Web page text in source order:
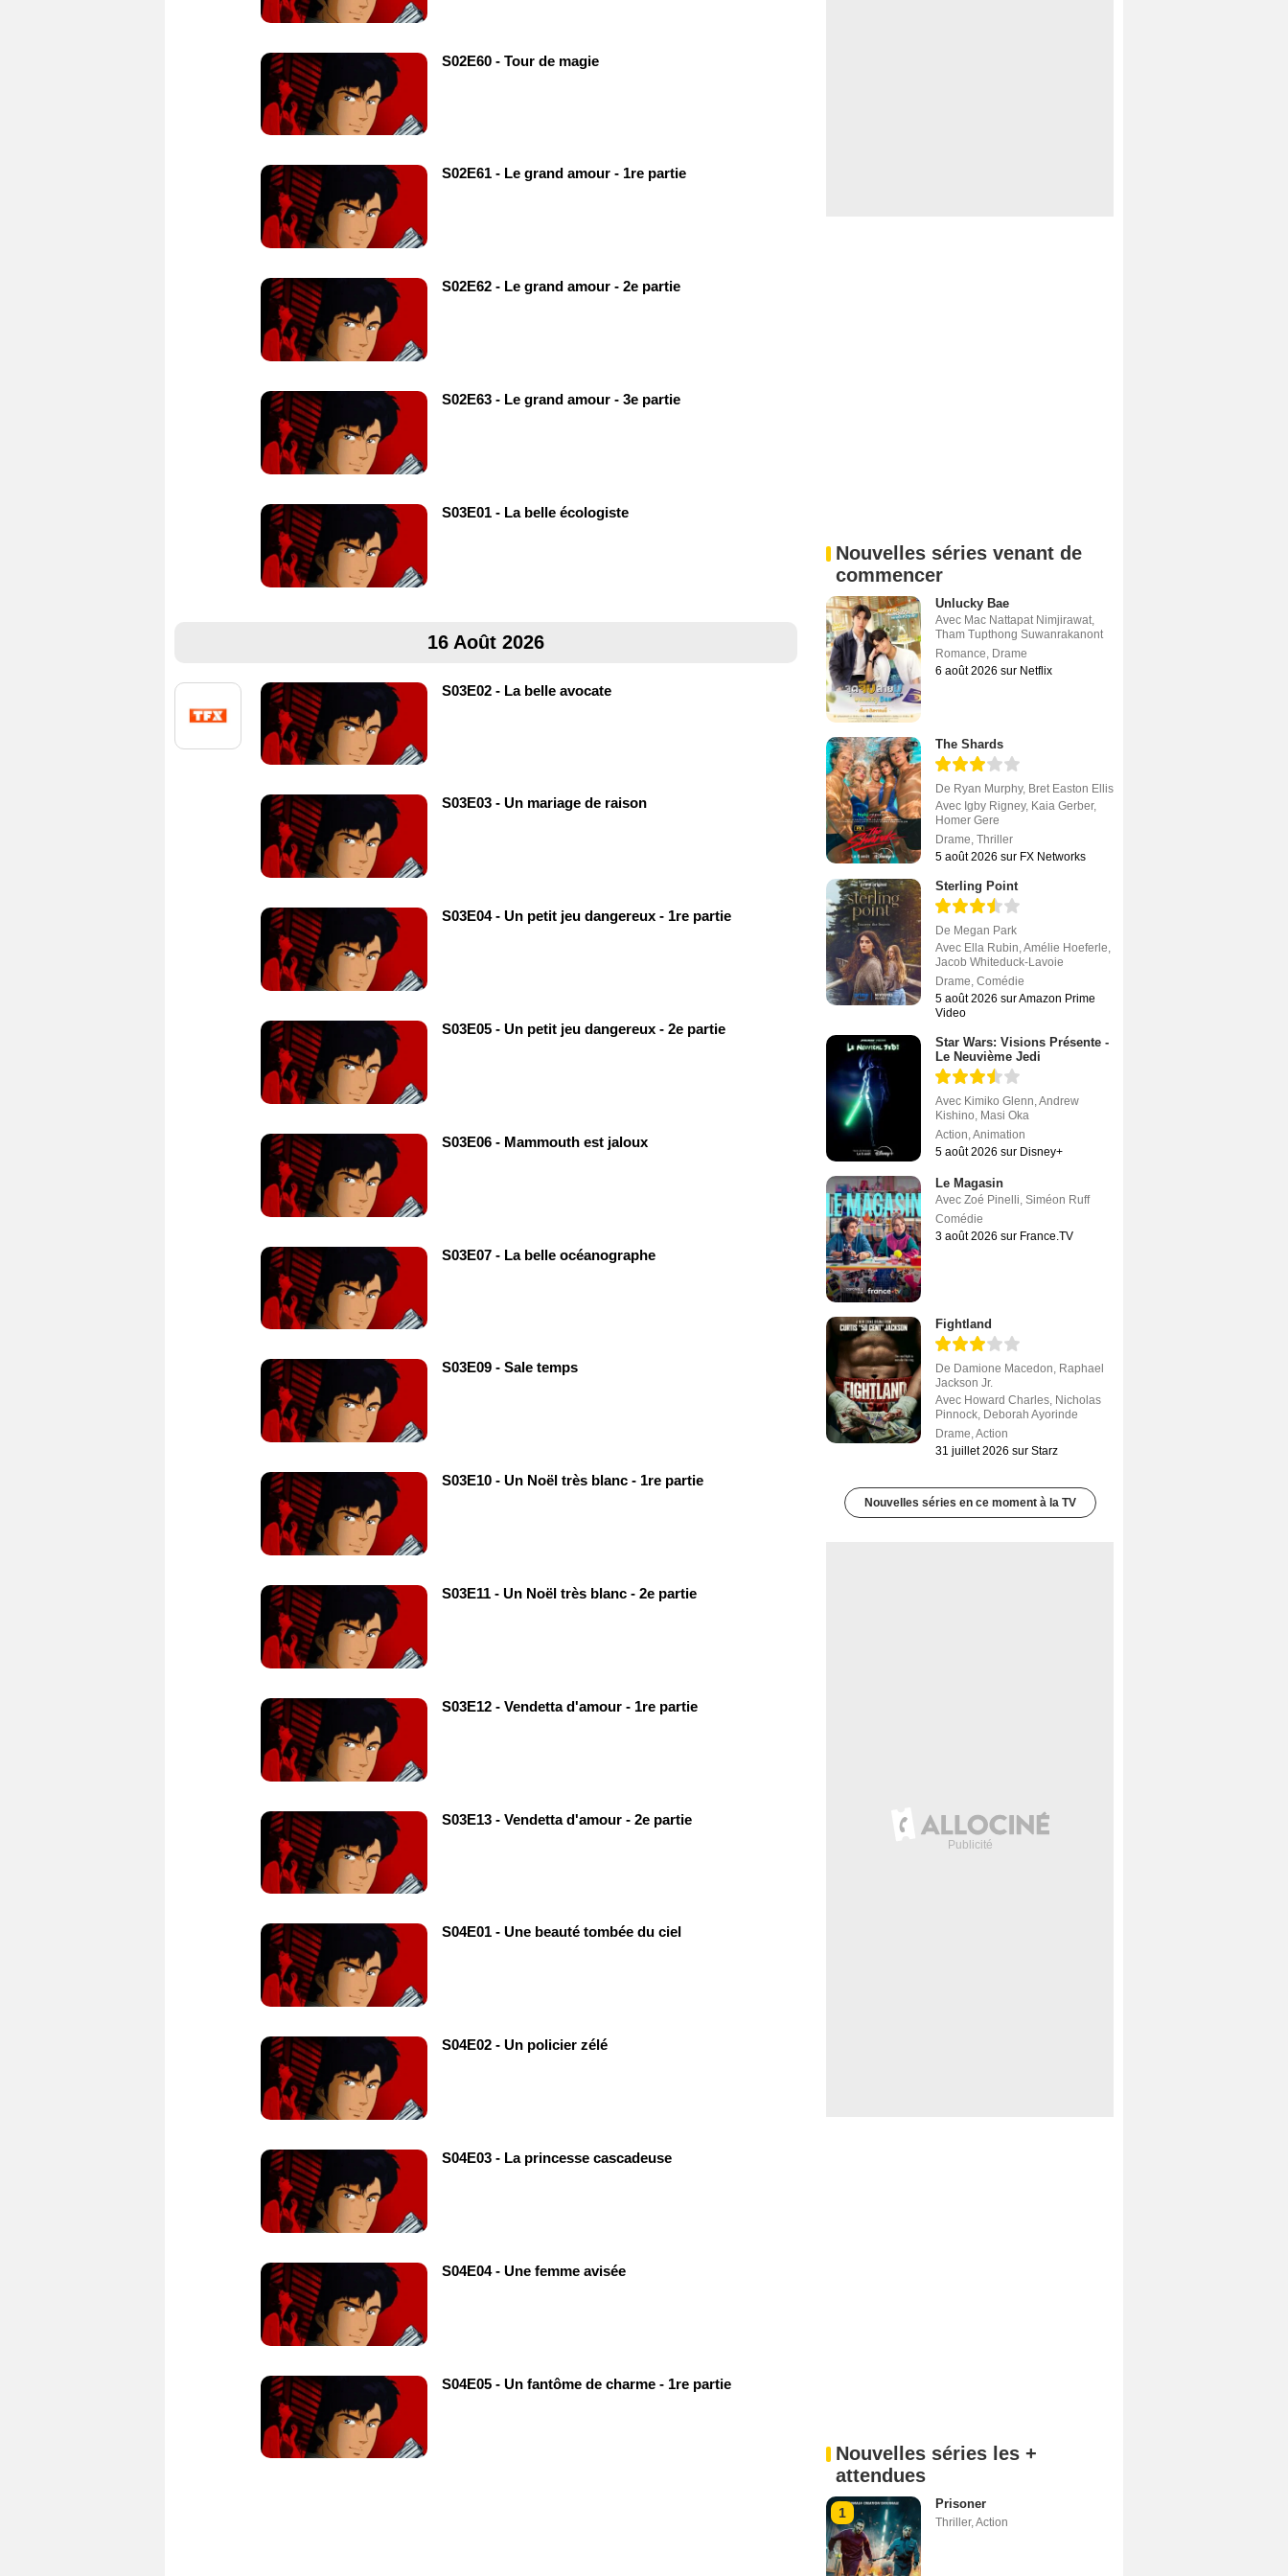
S02E60 - Tour de magie
S02E61 - Le grand amour - 1re partie
S02E62 - Le grand amour - 2e partie
S02E63 - Le grand amour - 3e partie
S03E01 - La belle écologiste
16 Août 2026
S03E02 - La belle avocate
S03E03 - Un mariage de raison
S03E04 - Un petit jeu dangereux - 1re partie
S03E05 - Un petit jeu dangereux - 2e partie
S03E06 - Mammouth est jaloux
S03E07 - La belle océanographe
S03E09 - Sale temps
S03E10 - Un Noël très blanc - 1re partie
S03E11 - Un Noël très blanc - 2e partie
S03E12 - Vendetta d'amour - 1re partie
S03E13 - Vendetta d'amour - 2e partie
S04E01 - Une beauté tombée du ciel
S04E02 - Un policier zélé
S04E03 - La princesse cascadeuse
S04E04 - Une femme avisée
S04E05 - Un fantôme de charme - 1re partie
Nouvelles séries venant de
commencer
Unlucky Bae
Avec Mac Nattapat Nimjirawat,
Tham Tupthong Suwanrakanont
Romance, Drame
6 août 2026 sur Netflix
The Shards
De Ryan Murphy, Bret Easton Ellis
Avec Igby Rigney, Kaia Gerber,
Homer Gere
Drame, Thriller
5 août 2026 sur FX Networks
Sterling Point
De Megan Park
Avec Ella Rubin,Amélie Hoeferle,
Jacob Whiteduck-Lavoie
Drame, Comédie
5 août 2026 sur Amazon Prime
Video
Star Wars: Visions Présente -
Le Neuvième Jedi
Avec Kimiko Glenn,Andrew
Kishino, Masi Oka
Action,Animation
5 août 2026 sur Disney+
Le Magasin
Avec Zoé Pinelli, Siméon Ruff
Comédie
3 août 2026 sur France.TV
Fightland
De Damione Macedon, Raphael
Jackson Jr.
Avec Howard Charles, Nicholas
Pinnock, Deborah Ayorinde
Drame,Action
31 juillet 2026 sur Starz
Nouvelles séries en ce moment à la TV
Nouvelles séries les +
attendues
1
Prisoner
Thriller,Action